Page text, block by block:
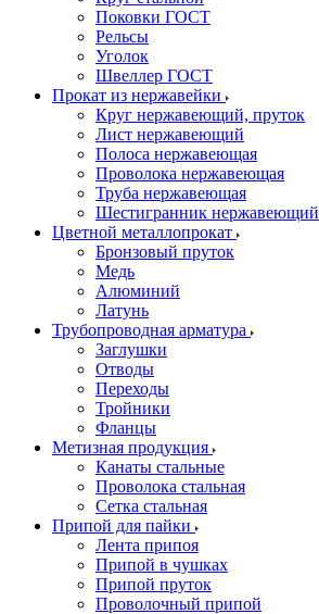
Поковки ГОСТ
Рельсы
Уголок
Швеллер ГОСТ
Прокат из нержавейки
Круг нержавеющий, пруток
Лист нержавеющий
Полоса нержавеющая
Проволока нержавеющая
Труба нержавеющая
Шестигранник нержавеющий
Цветной металлопрокат
Бронзовый пруток
Медь
Алюминий
Латунь
Трубопроводная арматура
Заглушки
Отводы
Переходы
Тройники
Фланцы
Метизная продукция
Канаты стальные
Проволока стальная
Сетка стальная
Припой для пайки
Лента припоя
Припой в чушках
Припой пруток
Проволочный припой